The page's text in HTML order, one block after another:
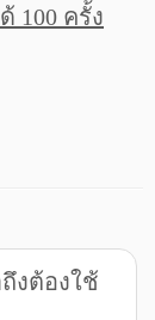
100 ครั้ง
ถึงต้องใช้